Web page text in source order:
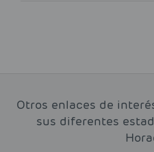
Otros enlaces de
sus diferentes